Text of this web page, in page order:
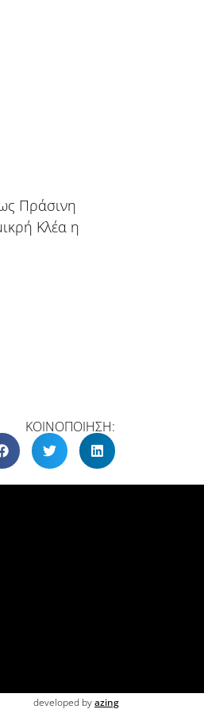
Πράσινη
Κλέα η
ΚΟΙΝΟΠΟΙΗΣΗ:
developed byazing